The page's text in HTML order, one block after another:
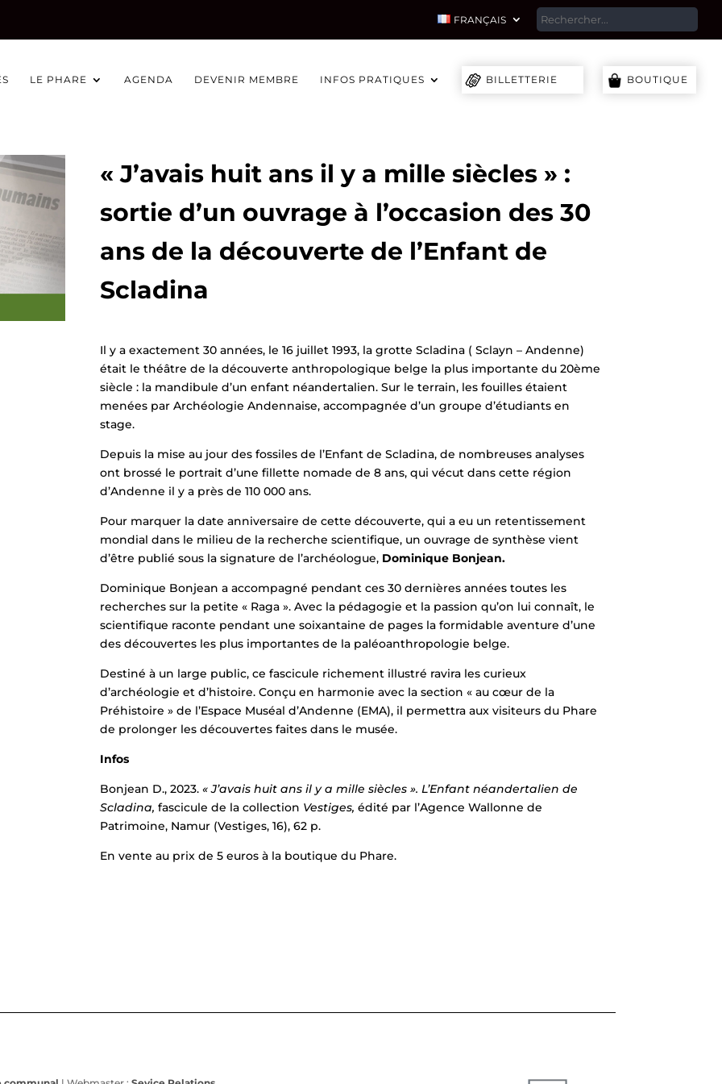
FRANÇAIS
LE PHARE AGENDA DEVENIR MEMBRE INFOS PRATIQUES BILLETTERIE BOUTIQUE
« J’avais huit ans il y a mille siècles » :
sortie d’un ouvrage à l’occasion des 30
ans de la découverte de l’Enfant de
Scladina
Il y a exactement 30 années, le 16 juillet 1993, la grotte Scladina ( Sclayn – Andenne)
était le théâtre de la découverte anthropologique belge la plus importante du 20ème
siècle : la mandibule d’un enfant néandertalien. Sur le terrain, les fouilles étaient
menées par Archéologie Andennaise, accompagnée d’un groupe d’étudiants en
stage.
Depuis la mise au jour des fossiles de l’Enfant de Scladina, de nombreuses analyses
ont brossé le portrait d’une fillette nomade de 8 ans, qui vécut dans cette région
d’Andenne il y a près de 110 000 ans.
Pour marquer la date anniversaire de cette découverte, qui a eu un retentissement
mondial dans le milieu de la recherche scientifique, un ouvrage de synthèse vient
d’être publié sous la signature de l’archéologue, Dominique Bonjean.
Dominique Bonjean a accompagné pendant ces 30 dernières années toutes les
recherches sur la petite « Raga ». Avec la pédagogie et la passion qu’on lui connaît, le
scientifique raconte pendant une soixantaine de pages la formidable aventure d’une
des découvertes les plus importantes de la paléoanthropologie belge.
Destiné à un large public, ce fascicule richement illustré ravira les curieux
d’archéologie et d’histoire. Conçu en harmonie avec la section « au cœur de la
Préhistoire » de l’Espace Muséal d’Andenne (EMA), il permettra aux visiteurs du Phare
de prolonger les découvertes faites dans le musée.
Infos
Bonjean D., 2023. « J’avais huit ans il y a mille siècles ». L’Enfant néandertalien de
Scladina, fascicule de la collection Vestiges, édité par l’Agence Wallonne de
Patrimoine, Namur (Vestiges, 16), 62 p.
En vente au prix de 5 euros à la boutique du Phare.